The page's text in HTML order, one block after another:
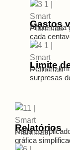
Gastos
Anote cada
cada
Limite
Defina o
surpresas
Relatórios
Nada
gráfica